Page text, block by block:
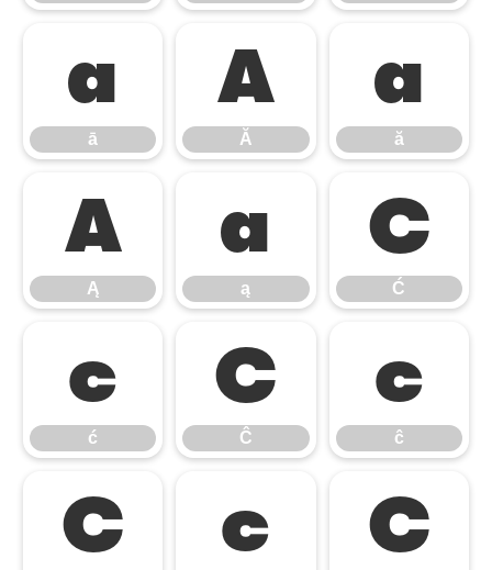
ā
ā
Ă
Ă
ă
ă
Ą
Ą
ą
ą
Ć
Ć
ć
ć
Ĉ
Ĉ
ĉ
ĉ
Ċ ċ Č